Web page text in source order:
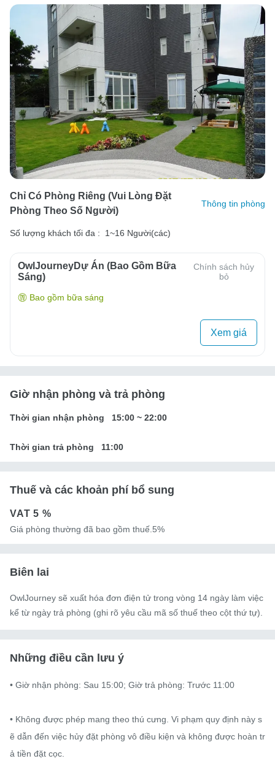
Chỉ Có Phòng Riêng (vui Lòng Đặt
Phòng Theo Số Người)
Thông tin phòng
Số lượng khách tối đa : 1~16 Người(các)
OwlJourneyDự Án (Bao Gồm Bữa
Sáng)
Chính sách hủy
bỏ
Bao gồm bữa sáng
Xem giá
Giờ nhận phòng và trả phòng
Thời gian nhận phòng 15:00 ~ 22:00
Thời gian trả phòng 11:00
Thuế và các khoản phí bổ sung
VAT5 %
Giá phòng thường đã bao gồm thuế.5%
Biên lai
OwlJourney sẽ xuất hóa đơn điện tử trong vòng 14 ngày làm việc
kể từ ngày trả phòng (ghi rõ yêu cầu mã số thuế theo cột thứ tự).
Những điều cần lưu ý
• Giờ nhận phòng: Sau 15:00; Giờ trả phòng: Trước 11:00
• Không được phép mang theo thú cưng. Vi phạm quy định này s
ẽ dẫn đến việc hủy đặt phòng vô điều kiện và không được hoàn tr
ả tiền đặt cọc.